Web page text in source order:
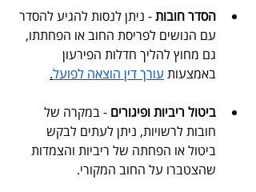
הסדר חובות - ניתן לנסות להגיע להסדר
עם הנושים לפריסת החוב או הפחתתו,
גם מחוץ להליך חדלות הפירעון
באמצעות עורך דין הוצאה לפועל.
ביטול ריביות ופיגורים - במקרה של
חובות לרשויות, ניתן לעתים לבקש
ביטול או הפחתה של ריביות והצמדות
שהצטברו על החוב המקורי.